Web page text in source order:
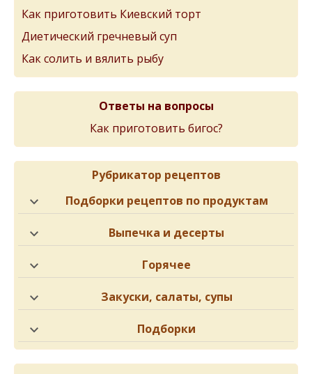
Как приготовить Киевский торт
Диетический гречневый суп
Как солить и вялить рыбу
Ответы на вопросы
Как приготовить бигос?
Рубрикатор рецептов
Подборки рецептов по продуктам
Выпечка и десерты
Горячее
Закуски, салаты, супы
Подборки